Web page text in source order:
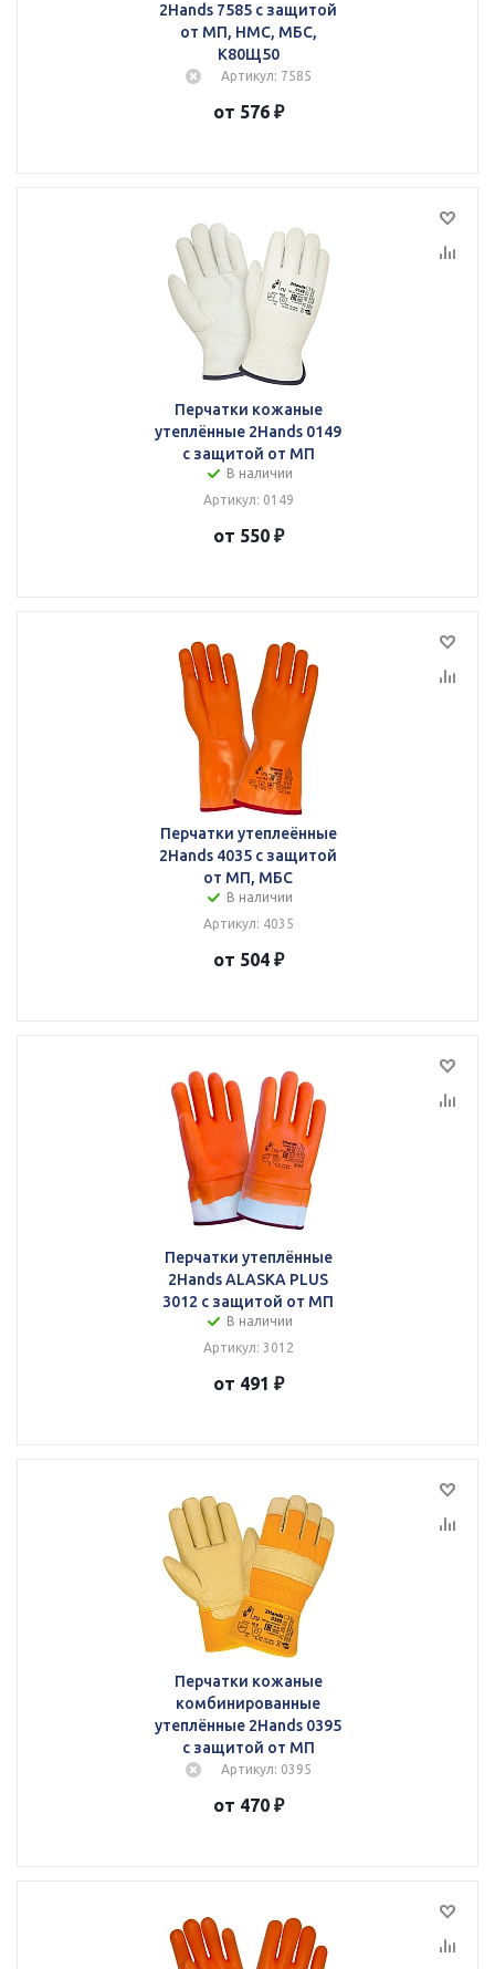
2Hands 7585 с защитой
от МП, НМС, МБС,
К80Щ50
Артикул: 7585
от 576 ₽
Перчатки кожаные
утеплённые 2Hands 0149
с защитой от МП
В наличии
Артикул: 0149
от 550 ₽
Перчатки утеплеённые
2Hands 4035 с защитой
от МП, МБС
В наличии
Артикул: 4035
от 504 ₽
Перчатки утеплённые
2Hands ALASKA PLUS
3012 с защитой от МП
В наличии
Артикул: 3012
от 491 ₽
Перчатки кожаные
комбинированные
утеплённые 2Hands 0395
с защитой от МП
Артикул: 0395
от 470 ₽